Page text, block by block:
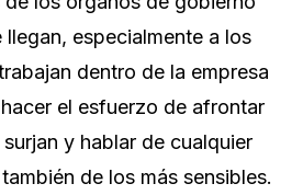
llegan, especialmente a los
dentro de la empresa
el esfuerzo de afrontar
y hablar de cualquier
de los más sensibles.